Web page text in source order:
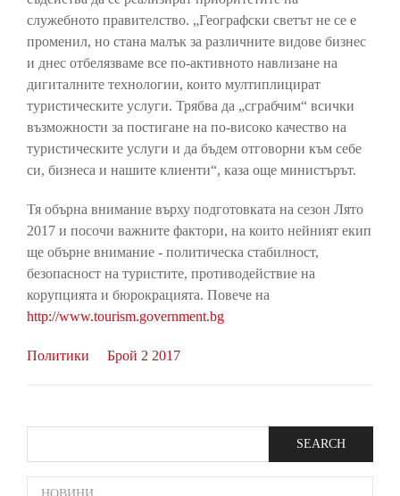
служебното правителство. „Географски светът не се е
променил, но стана малък за различните видове бизнес
и днес отбелязваме все по-активното навлизане на
дигиталните технологии, които мултиплицират
туристическите услуги. Трябва да „сграбчим“ всички
възможности за постигане на по-високо качество на
туристическите услуги и да бъдем отговорни към себе
си, бизнеса и нашите клиенти“, каза още министърът.
Тя обърна внимание върху подготовката на сезон Лято
2017 и посочи важните фактори, на които нейният екип
ще обърне внимание - политическа стабилност,
безопасност на туристите, противодействие на
корупцията и бюрокрацията. Повече на
http://www.tourism.government.bg
Политики Брой 2 2017